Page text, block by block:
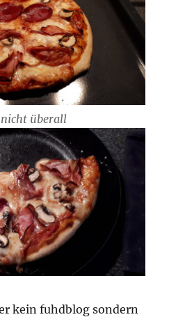
überall
kein fuhdblog sondern